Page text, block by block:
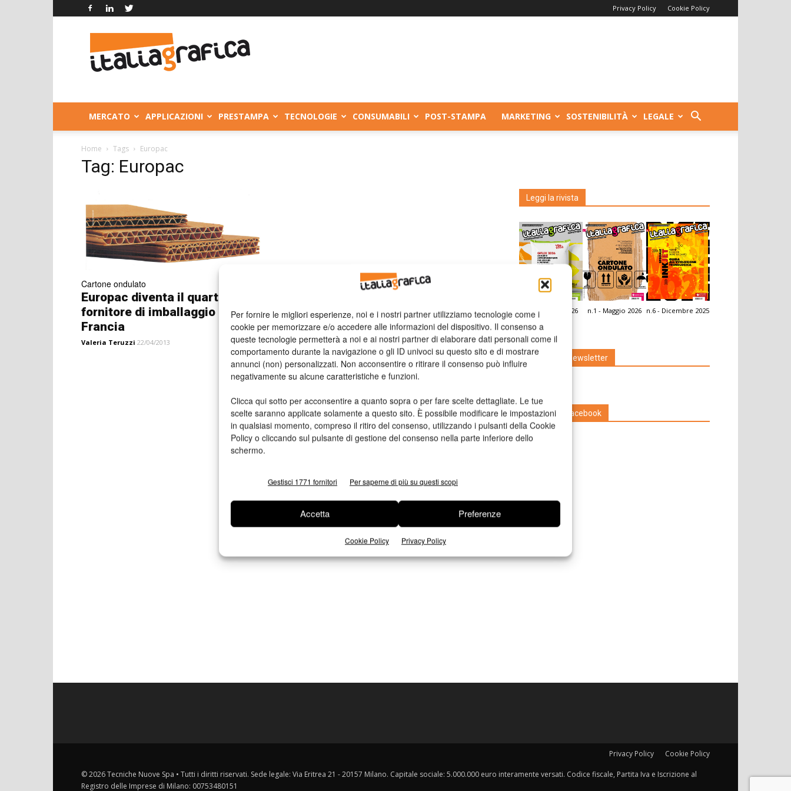
Per fornire le migliori esperienze, noi e i nostri partner utilizziamo tecnologie come i
cookie per memorizzare e/o accedere alle informazioni del dispositivo. Il consenso a
queste tecnologie permetterà a noi e ai nostri partner di elaborare dati personali come il
comportamento durante la navigazione o gli ID univoci su questo sito e di mostrare
annunci (non) personalizzati. Non acconsentire o ritirare il consenso può influire
negativamente su alcune caratteristiche e funzioni.
Clicca qui sotto per acconsentire a quanto sopra o per fare scelte dettagliate. Le tue
scelte saranno applicate solamente a questo sito. È possibile modificare le impostazioni
in qualsiasi momento, compreso il ritiro del consenso, utilizzando i pulsanti della Cookie
Policy o cliccando sul pulsante di gestione del consenso nella parte inferiore dello
schermo.
Gestisci 1771 fornitori Per saperne di più su questi scopi
Accetta Preferenze
Cookie Policy Privacy Policy
Privacy Policy Cookie Policy
Grafica
MERCATO APPLICAZIONI PRESTAMPA TECNOLOGIE CONSUMABILI POST-STAMPA MARKETING SOSTENIBILITÀ LEGALE
Home Tags Europac
Tag: Europac
Cartone ondulato
Europac diventa il quarto
fornitore di imballaggio in
Francia
Valeria Teruzzi 22/04/2013
Leggi la rivista
n.2 - Giugno 2026 n.1 - Maggio 2026 n.6 - Dicembre 2025
Edicola Web
Iscriviti alla newsletter
Seguici su Facebook
Privacy Policy Cookie Policy
© 2026 Tecniche Nuove Spa • Tutti i diritti riservati. Sede legale: Via Eritrea 21 - 20157 Milano. Capitale sociale: 5.000.000 euro interamente versati. Codice fiscale, Partita Iva e Iscrizione al
Registro delle Imprese di Milano: 00753480151